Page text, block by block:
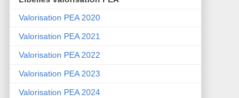
Valorisation PEA 2020
Valorisation PEA 2021
Valorisation PEA 2022
Valorisation PEA 2023
Valorisation PEA 2024